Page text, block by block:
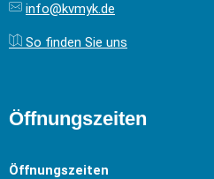
info@kvmyk.de
So finden Sie uns
Öffnungszeiten
Öffnungszeiten